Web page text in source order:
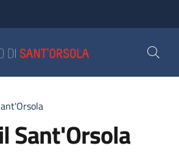
Sant'Orsola